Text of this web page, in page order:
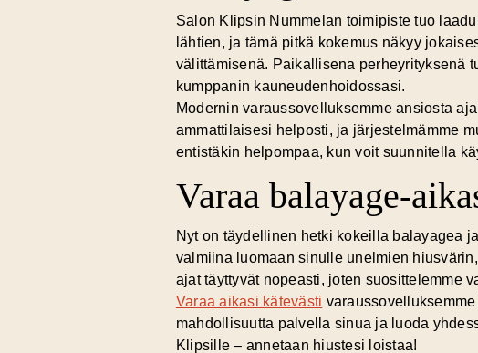
Salon Klipsin Nummelan toimipiste tuo
lähtien, ja tämä pitkä kokemus näkyy
välittämisenä. Paikallisena perheyrityksenä
kumppanin kauneudenhoidossasi.
Modernin varaussovelluksemme ansiosta
ammattilaisesi helposti, ja järjestelmämme
entistäkin helpompaa, kun voit suunnitella
Varaa balayage-
Nyt on täydellinen hetki kokeilla balayagea
valmiina luomaan sinulle unelmien hiusvärin
ajat täyttyvät nopeasti, joten suosittelemme
Varaa aikasi kätevästi
mahdollisuutta palvella sinua ja luoda
Klipsille – annetaan hiustesi loistaa!